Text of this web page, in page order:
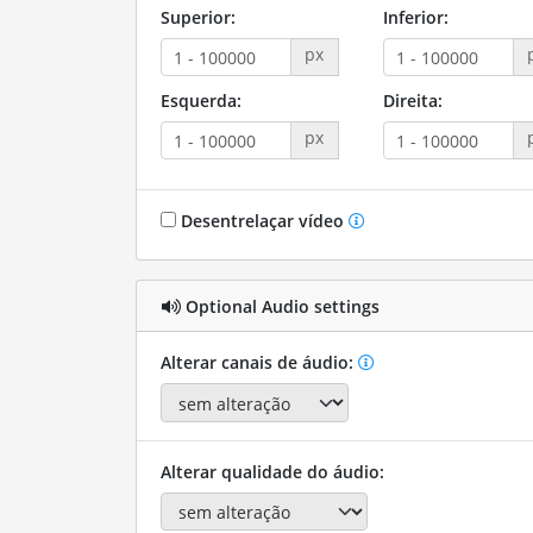
Superior:
px
Inferior:
Esquerda:
px
Direita:
Desentrelaçar vídeo
Optional Audio settings
Alterar canais de áudio:
Alterar qualidade do áudio: